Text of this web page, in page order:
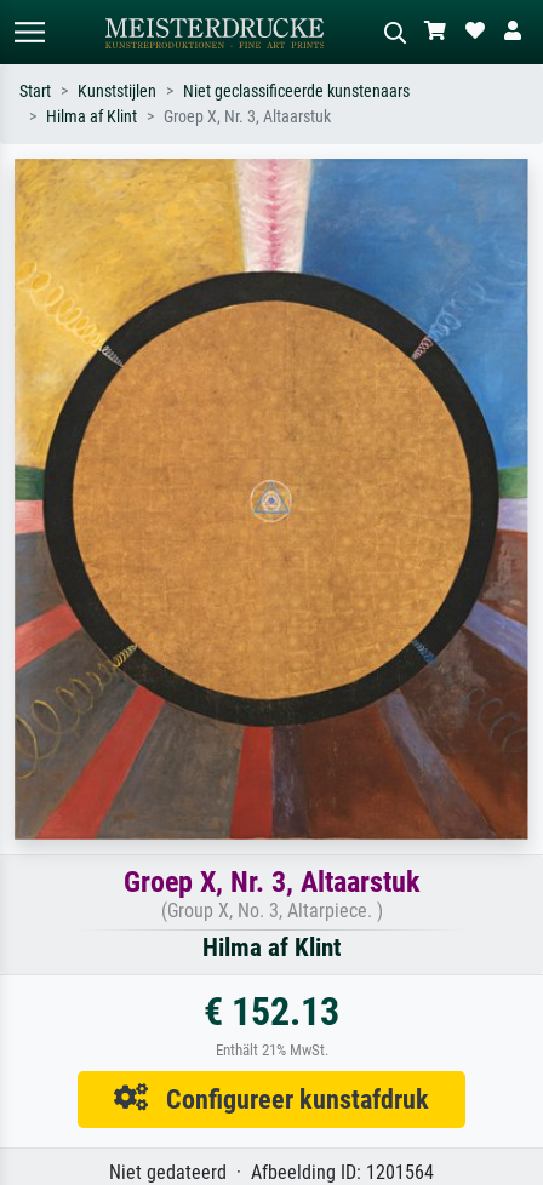
Zoek op kunstenaar, titel of stijl – bijv.
Monet, Sterrennacht, impressionisme,
Hokusai-golf, naakt.
Beschrijf de scène – bijv. groene
weide, abstract met veel rood, donker
olieverfschilderij, staand naakt naast
Start Kunststijlen
Niet geclassificeerde kunstenaars
Hilma af Klint
Groep X, Nr. 3, Altaarstuk
Groep X, Nr. 3, Altaarstuk
(Group X, No. 3, Altarpiece. )
Hilma af Klint
€ 152.13
Enthält 21% MwSt.
Configureer kunstafdruk
Niet gedateerd · Afbeelding ID: 1201564